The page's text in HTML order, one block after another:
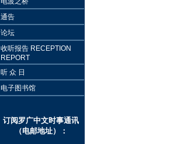
通告
论坛
收听报告 RECEPTION
REPORT
听 众 日
电子图书馆
订阅罗广中文时事通讯
（电邮地址）：